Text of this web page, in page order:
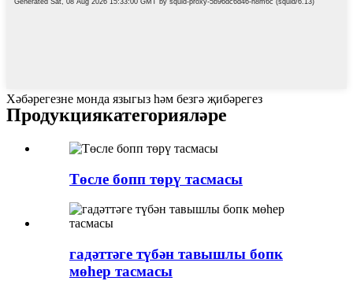
Хәбәрегезне монда языгыз һәм безгә җибәрегез
Продукциякатегорияләре
Төсле бопп төрү тасмасы
гадәттәге түбән тавышлы бопк
мөһер тасмасы